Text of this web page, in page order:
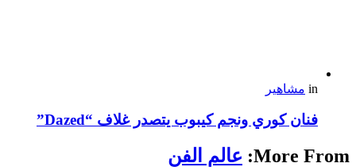
in مشاهير
فنان كوري ونجم كيبوب يتصدر غلاف “Dazed”
More From: عالم الفن